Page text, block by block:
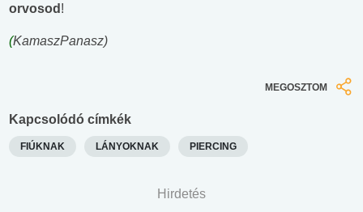
orvosod !
(KamaszPanasz)
MEGOSZTOM
Kapcsolódó címkék
FIÚKNAK LÁNYOKNAK PIERCING
Hirdetés